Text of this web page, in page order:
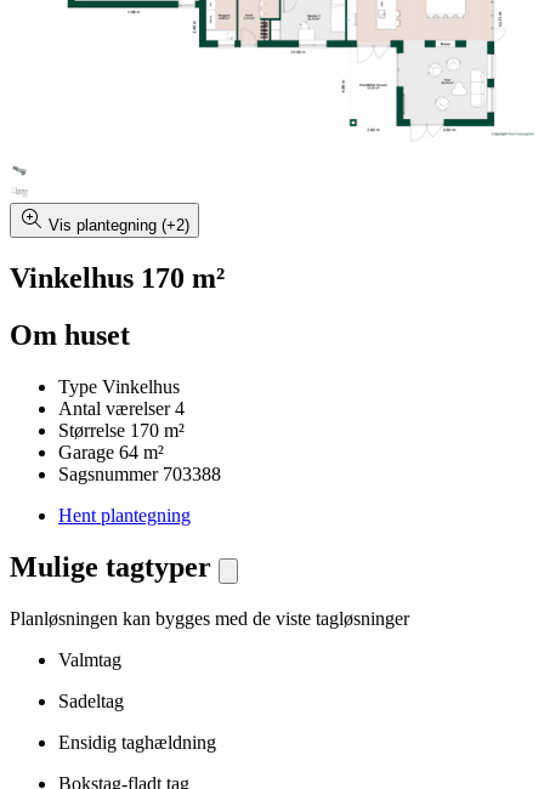
Vis plantegning (+2)
Vinkelhus 170 m²
Om huset
Type Vinkelhus
Antal værelser 4
Størrelse 170 m²
Garage 64 m²
Sagsnummer 703388
Hent plantegning
Mulige tagtyper
Planløsningen kan bygges med de viste tagløsninger
Valmtag
Sadeltag
Ensidig taghældning
Bokstag-fladt tag